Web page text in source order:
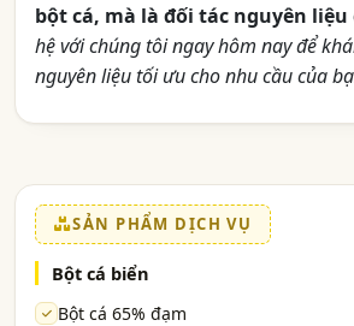
bột cá, mà là đối tác nguyên
hệ với chúng tôi ngay hôm nay để
nguyên liệu tối ưu cho nhu cầu của
SẢN PHẨM DỊCH VỤ
Bột cá biển
Bột cá 65% đạm